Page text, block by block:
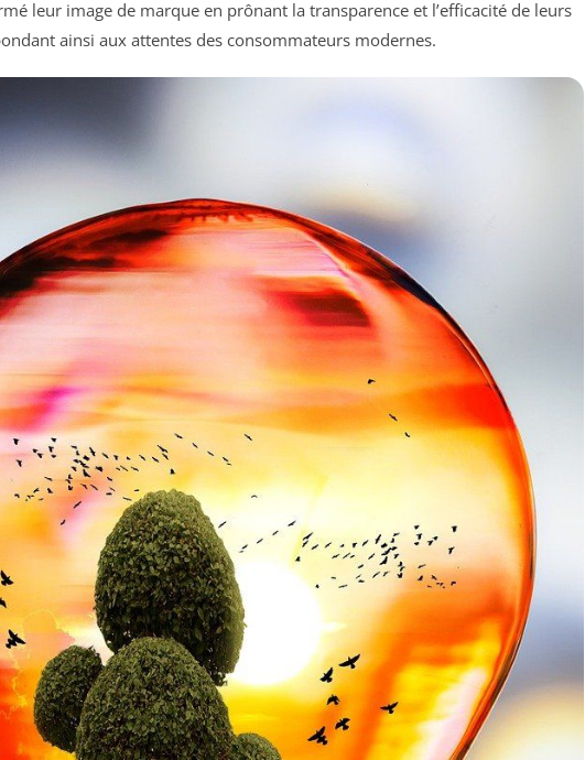
leur image de marque en prônant la transparence et l’efficacité de leurs
ainsi aux attentes des consommateurs modernes.